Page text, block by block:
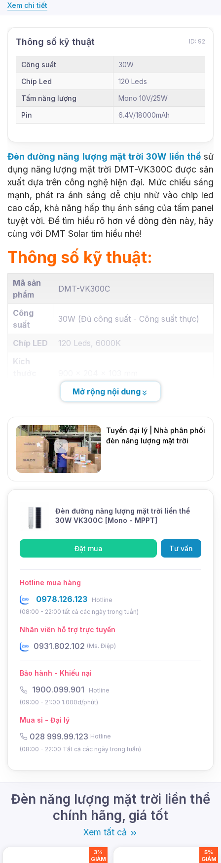
Xem chi tiết
Thông số kỹ thuật ID: 92
Công suất
30W
Chíp Led
120 Leds
Tấm năng lượng
Mono 10V/25W
Pin
6.4V/18000mAh
Đèn đường năng lượng mặt trời 30W liền thểsử
dụng năng lượng mặt trời DMT-VK300C được sản
xuất dựa trên công nghệ hiện đại. Mức chiếu sáng
mạnh, phát ra ánh sáng dễ chịu nhừ vào chip led
cao cấp, khả năng hấp thụ ánh sáng của tấm panel
tuyệt vời. Để tìm hiểu rõ hơn về dòng đèn này, hãy
cùng với DMT Solar tìm hiểu nhé!
Thông số kỹ thuật:
Mã sản
phẩm
DMT-VK300C
Công
suất
30W (Đủ công suất - Công suất thực)
Chíp LED
120 Leds, 6000K
Kích
năng
lượng
mặt trời
Mono 10V/25W
Pin
6.4V/18000mAh
Thời
gian
chiếu
sáng
Hợp kim nhôm nguyên khối
Chiều
đặt phù
hợp
5-6m
cách lắp
đặt phù
hợp
năng
Sau khi sạc đầy, độ sáng 100%, sau
mỗi giờ giảm từ 8-10% cho đến khi còn
20-30% thì không giảm nữa và giữ ở
mức sáng
Mở rộng nội dung
Tuyển đại lý | Nhà phân phối
đèn năng lượng mặt trời
Đèn đường năng lượng mặt trời liền thể
30W VK300C [Mono - MPPT]
Đặt mua Tư vấn
Hotline mua hàng
0978.126.123
Hotline
(08:00 - 22:00 tất cả các ngày trong tuần)
Nhân viên hỗ trợ trực tuyến
0931.802.102 (Ms. Điệp)
Bảo hành - Khiếu nại
1900.099.901
Hotline
(09:00 - 21:00 1.000d/phút)
Mua sỉ - Đại lý
028 999.99.123 Hotline
(08:00 - 22:00 Tất cả các ngày trong tuần)
Đèn năng lượng mặt trời liền thể
chính hãng, giá tốt
Xem tất cả
3%
GIẢM
5%
GIẢM